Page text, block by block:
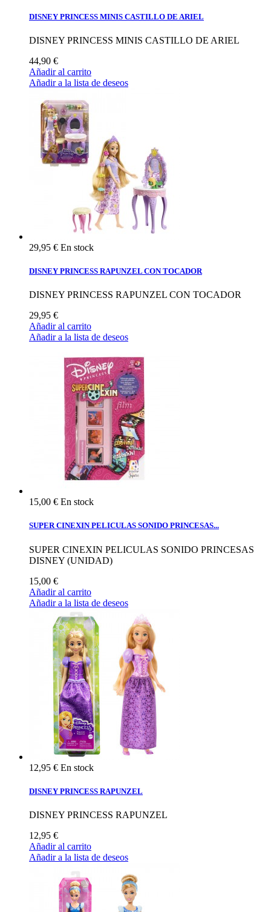
DISNEY PRINCESS MINIS CASTILLO DE ARIEL
DISNEY PRINCESS MINIS CASTILLO DE ARIEL
44,90 €
Añadir al carrito
Añadir a la lista de deseos
29,95 € En stock
DISNEY PRINCESS RAPUNZEL CON TOCADOR
DISNEY PRINCESS RAPUNZEL CON TOCADOR
29,95 €
Añadir al carrito
Añadir a la lista de deseos
15,00 € En stock
SUPER CINEXIN PELICULAS SONIDO PRINCESAS...
SUPER CINEXIN PELICULAS SONIDO PRINCESAS
DISNEY (UNIDAD)
15,00 €
Añadir al carrito
Añadir a la lista de deseos
12,95 € En stock
DISNEY PRINCESS RAPUNZEL
DISNEY PRINCESS RAPUNZEL
12,95 €
Añadir al carrito
Añadir a la lista de deseos